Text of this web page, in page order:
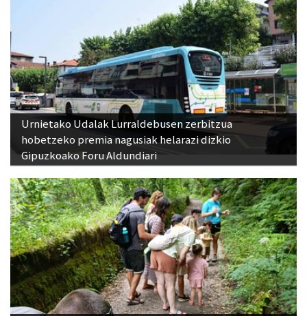
Urnietako Udalak Lurraldebusen zerbitzua
hobetzeko premia nagusiak helarazi dizkio
Gipuzkoako Foru Aldundiari